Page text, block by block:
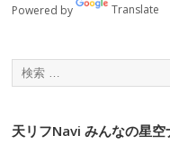
Powered by Translate
天リフNavi みんなの星空